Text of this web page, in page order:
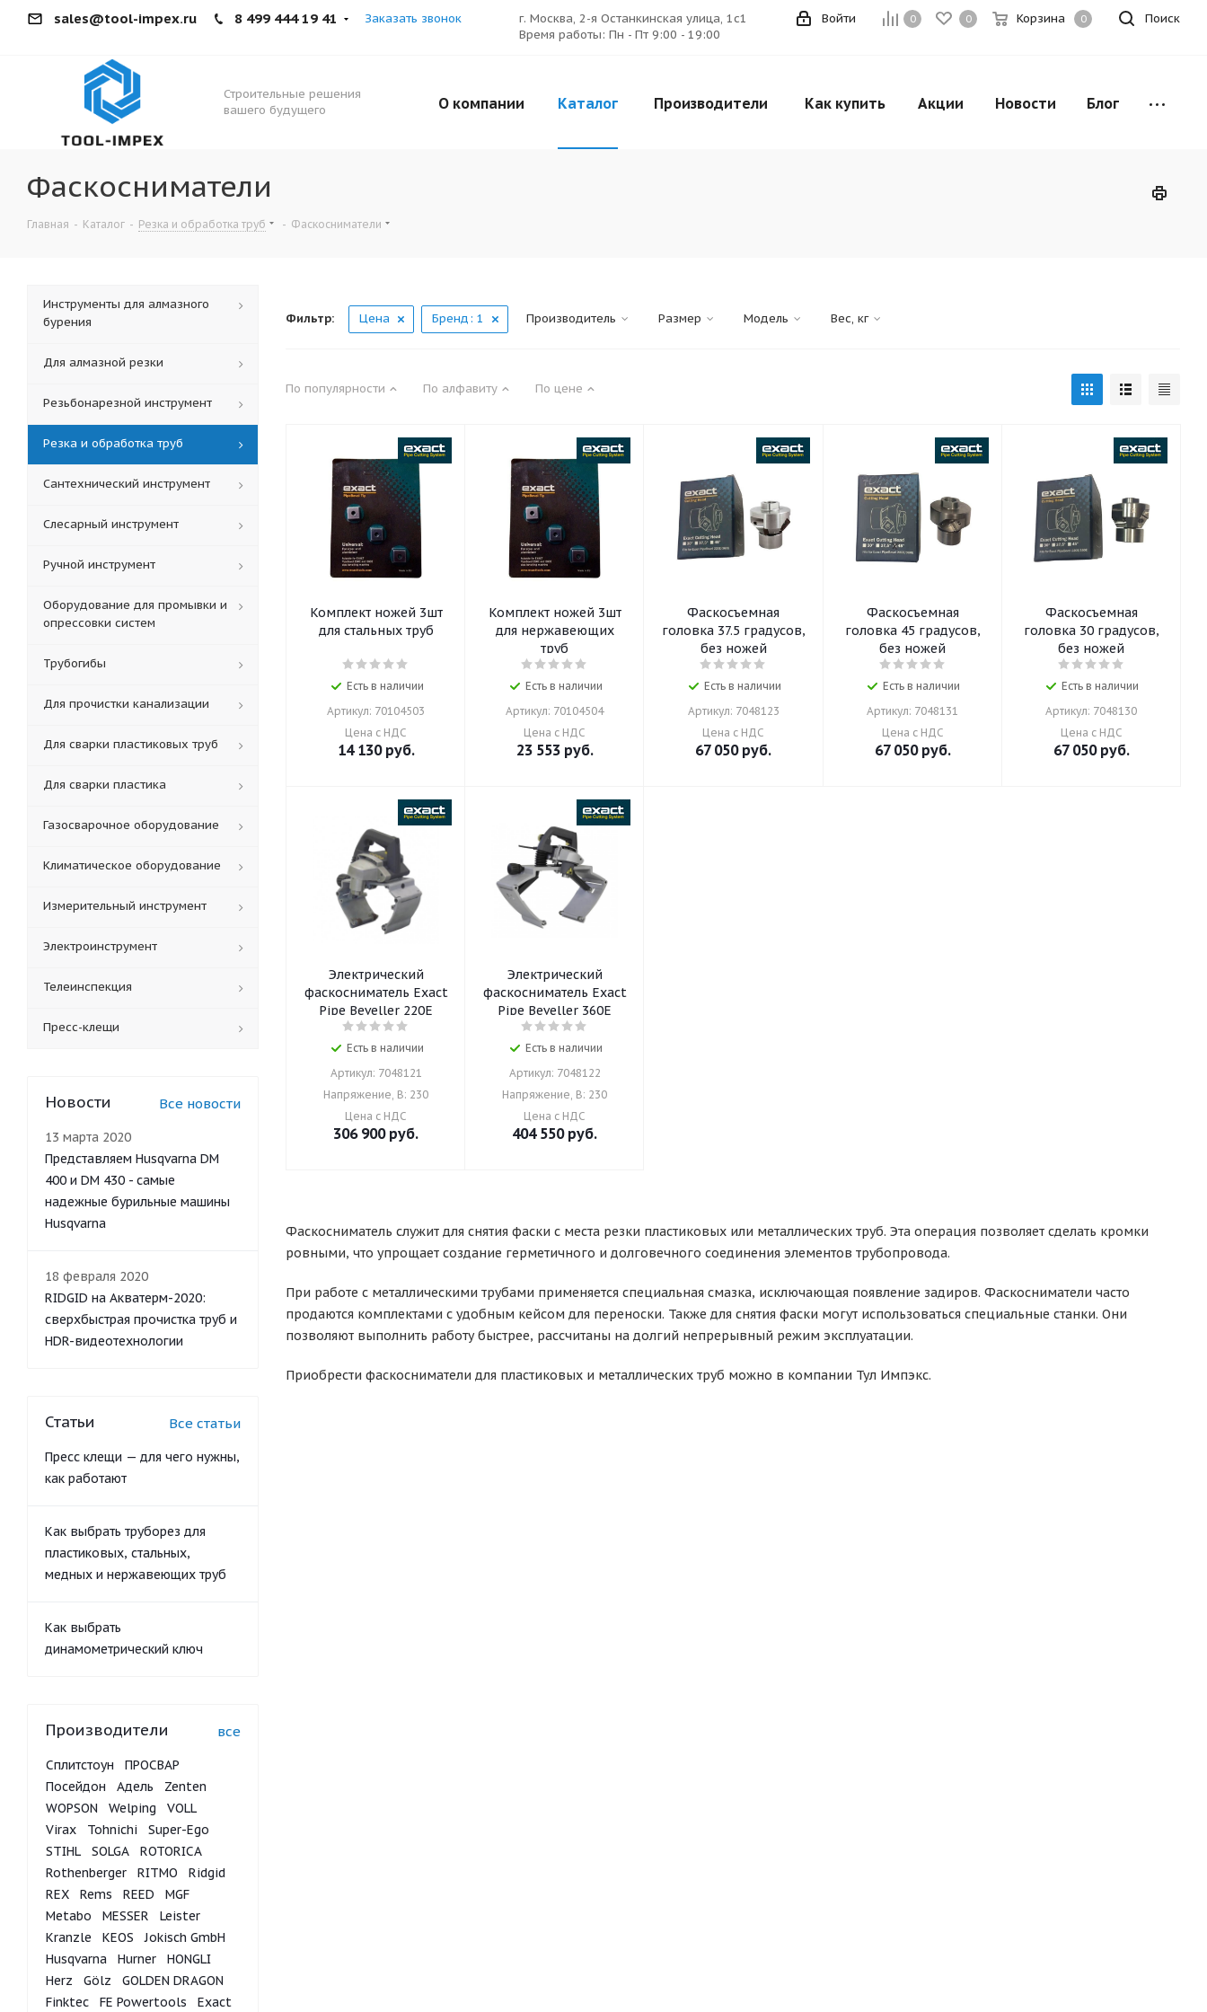
sales@tool-impex.ru 8 499 444 19 41 Заказать звонок
г. Москва, 2-я Останкинская улица, 1с1
Время работы: Пн - Пт 9:00 - 19:00
Поиск
0 0 Корзина 0
Войти
Строительные решения
вашего будущего
О компании Каталог Производители Как купить Акции Новости Блог
Фаскосниматели
Главная - Каталог - Резка и обработка труб - Фаскосниматели
Фильтр: Цена Бренд: 1 Производитель Размер Модель Вес, кг
По популярности По алфавиту По цене
Комплект ножей 3шт
для стальных труб
Есть в наличии
Артикул: 70104503
Цена с НДС
14 130руб.
Комплект ножей 3шт
для нержавеющих
труб
Есть в наличии
Артикул: 70104504
Цена с НДС
23 553руб.
Фаскосъемная
головка 37.5 градусов,
без ножей
Есть в наличии
Артикул: 7048123
Цена с НДС
67 050руб.
Фаскосъемная
головка 45 градусов,
без ножей
Есть в наличии
Артикул: 7048131
Цена с НДС
67 050руб.
Фаскосъемная
головка 30 градусов,
без ножей
Есть в наличии
Артикул: 7048130
Цена с НДС
67 050руб.
Электрический
фаскосниматель Exact
Pipe Beveller 220E
Есть в наличии
Артикул: 7048121
Напряжение, В: 230
Цена с НДС
306 900руб.
Электрический
фаскосниматель Exact
Pipe Beveller 360E
Есть в наличии
Артикул: 7048122
Напряжение, В: 230
Цена с НДС
404 550руб.
Фаскосниматель служит для снятия фаски с места резки пластиковых или металлических труб. Эта операция позволяет сделать кромки
ровными, что упрощает создание герметичного и долговечного соединения элементов трубопровода.
При работе с металлическими трубами применяется специальная смазка, исключающая появление задиров. Фаскосниматели часто
продаются комплектами с удобным кейсом для переноски. Также для снятия фаски могут использоваться специальные станки. Они
позволяют выполнить работу быстрее, рассчитаны на долгий непрерывный режим эксплуатации.
Приобрести фаскосниматели для пластиковых и металлических труб можно в компании Тул Импэкс.
Инструменты для алмазного
бурения
Для алмазной резки
Резьбонарезной инструмент
Резка и обработка труб
Сантехнический инструмент
Слесарный инструмент
Ручной инструмент
Оборудование для промывки и
опрессовки систем
Трубогибы
Для прочистки канализации
Для сварки пластиковых труб
Для сварки пластика
Газосварочное оборудование
Климатическое оборудование
Измерительный инструмент
Электроинструмент
Телеинспекция
Пресс-клещи
Новости Все новости
13 марта 2020
Представляем Husqvarna DM
400 и DM 430 - самые
надежные бурильные машины
Husqvarna
18 февраля 2020
RIDGID на Акватерм-2020:
сверхбыстрая прочистка труб и
HDR-видеотехнологии
Статьи Все статьи
Пресс клещи — для чего нужны,
как работают
Как выбрать труборез для
пластиковых, стальных,
медных и нержавеющих труб
Как выбрать
динамометрический ключ
Производители все
Сплитстоун
ПРОСВАР
Посейдон
Адель
Zenten
WOPSON
Welping
VOLL
Virax
Tohnichi
Super-Ego
STIHL
SOLGA
ROTORICA
Rothenberger
RITMO
Ridgid
REX
Rems REED
MGF
Metabo
MESSER
Leister
Kranzle
KEOS
Jokisch GmbH
Husqvarna
Hurner
HONGLI
Herz
Gölz
GOLDEN DRAGON
Finktec
FE Powertools
Exact